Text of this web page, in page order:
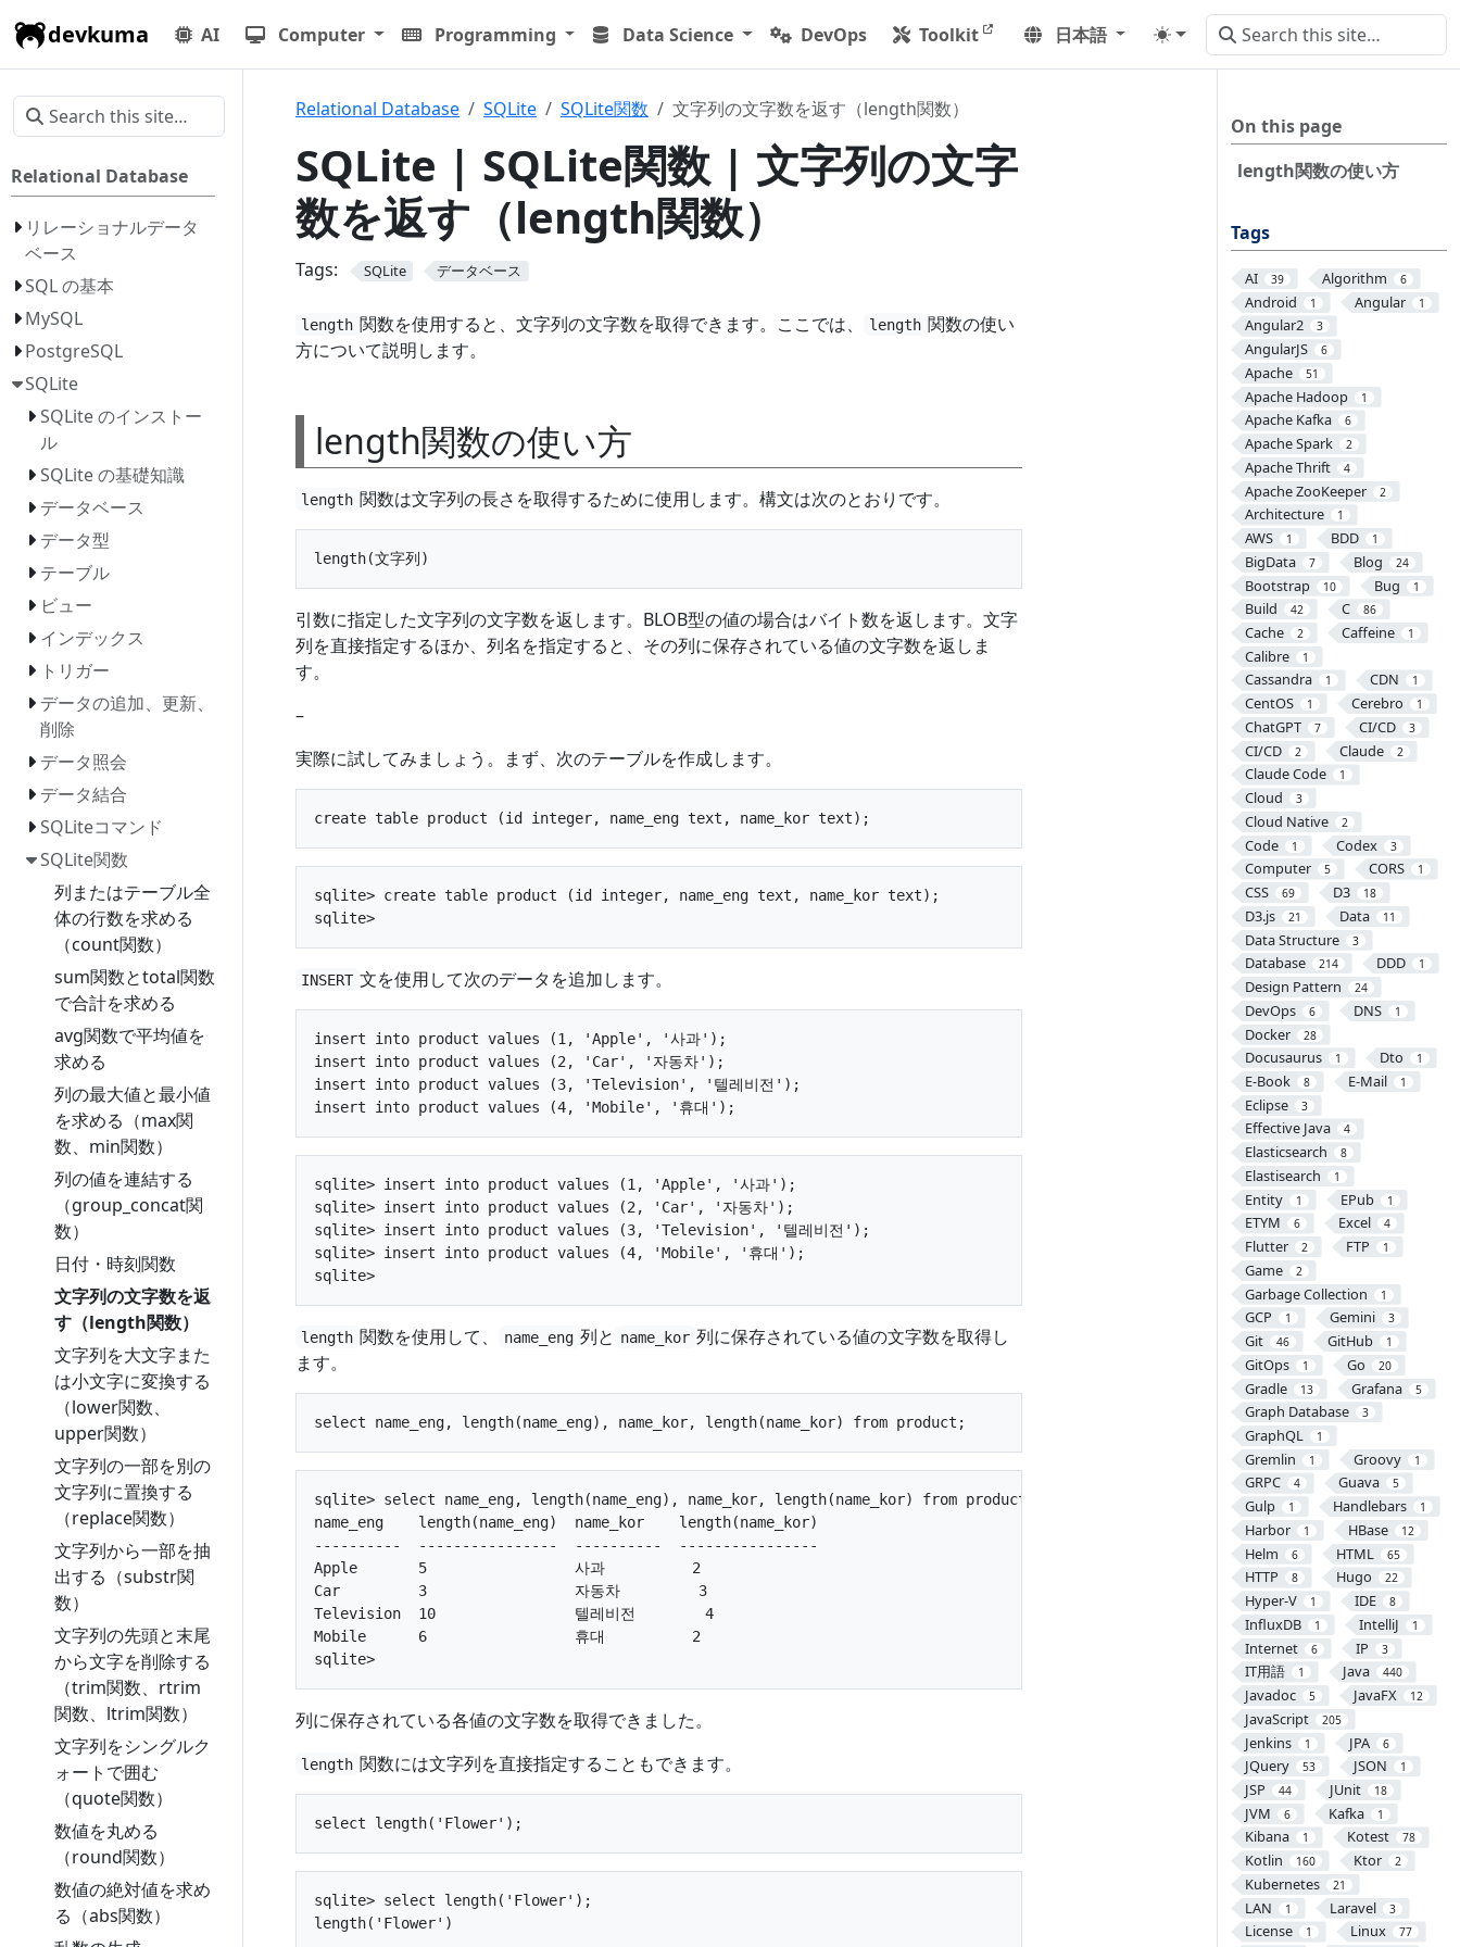
devkuma AI Computer Programming Data Science DevOps Toolkit 日本語
Relational Database
リレーショナルデータ
ベース
SQL の基本
MySQL
PostgreSQL
SQLite
SQLite のインストー
ル
SQLite の基礎知識
データベース
データ型
テーブル
ビュー
インデックス
トリガー
データの追加、更新、
削除
データ照会
データ結合
SQLiteコマンド
SQLite関数
列またはテーブル全
体の行数を求める
（count関数）
sum関数とtotal関数
で合計を求める
avg関数で平均値を
求める
列の最大値と最小値
を求める（max関
数、min関数）
列の値を連結する
（group_concat関
数）
日付・時刻関数
文字列の文字数を返
す（length関数）
文字列を大文字また
は小文字に変換する
（lower関数、
upper関数）
文字列の一部を別の
文字列に置換する
（replace関数）
文字列から一部を抽
出する（substr関
数）
文字列の先頭と末尾
から文字を削除する
（trim関数、rtrim
関数、ltrim関数）
文字列をシングルク
ォートで囲む
（quote関数）
数値を丸める
（round関数）
数値の絶対値を求め
る（abs関数）
On this page
length関数の使い方
Tags
AI 39 Algorithm 6
Android 1 Angular 1
Angular2 3
AngularJS 6
Apache 51
Apache Hadoop 1
Apache Kafka 6
Apache Spark 2
Apache Thrift 4
Apache ZooKeeper 2
Architecture 1
AWS 1 BDD 1
BigData 7 Blog 24
Bootstrap 10 Bug 1
Build 42 C 86
Cache 2 Caffeine 1
Calibre 1
Cassandra 1 CDN 1
CentOS 1 Cerebro 1
ChatGPT 7 CI/CD 3
CI/CD 2 Claude 2
Claude Code 1
Cloud 3
Cloud Native 2
Code 1 Codex 3
Computer 5 CORS 1
CSS 69 D3 18
D3.js 21 Data 11
Data Structure 3
Database 214 DDD 1
Design Pattern 24
DevOps 6 DNS 1
Docker 28
Docusaurus 1 Dto 1
E-Book 8 E-Mail 1
Eclipse 3
Effective Java 4
Elasticsearch 8
Elastisearch 1
Entity 1 EPub 1
ETYM 6 Excel 4
Flutter 2 FTP 1
Game 2
Garbage Collection 1
GCP 1 Gemini 3
Git 46 GitHub 1
GitOps 1 Go 20
Gradle 13 Grafana 5
Graph Database 3
GraphQL 1
Gremlin 1 Groovy 1
GRPC 4 Guava 5
Gulp 1 Handlebars 1
Harbor 1 HBase 12
Helm 6 HTML 65
HTTP 8 Hugo 22
Hyper-V 1 IDE 8
InfluxDB 1 IntelliJ 1
Internet 6 IP 3
IT用語 1 Java 440
Javadoc 5 JavaFX 12
JavaScript 205
Jenkins 1 JPA 6
JQuery 53 JSON 1
JSP 44 JUnit 18
JVM 6 Kafka 1
Kibana 1 Kotest 78
Kotlin 160 Ktor 2
Kubernetes 21
LAN 1 Laravel 3
License 1 Linux 77
Relational Database SQLite SQLite関数 文字列の文字数を返す（length関数）
SQLite | SQLite関数 | 文字列の文字
数を返す（length関数）
Tags: SQLite データベース
length 関数を使用すると、文字列の文字数を取得できます。ここでは、 length 関数の使い
方について説明します。
length関数の使い方
length 関数は文字列の長さを取得するために使用します。構文は次のとおりです。
引数に指定した文字列の文字数を返します。BLOB型の値の場合はバイト数を返します。文字
列を直接指定するほか、列名を指定すると、その列に保存されている値の文字数を返しま
す。
–
実際に試してみましょう。まず、次のテーブルを作成します。
sqlite> create table product (id integer, name_eng text, name_kor text);
INSERT 文を使用して次のデータを追加します。
insert into product values (1, 'Apple', '사과');
insert into product values (2, 'Car', '자동차');
insert into product values (3, 'Television', '텔레비전');
sqlite> insert into product values (1, 'Apple', '사과');
sqlite> insert into product values (2, 'Car', '자동차');
sqlite> insert into product values (3, 'Television', '텔레비전');
sqlite> insert into product values (4, 'Mobile', '휴대');
length 関数を使用して、 name_eng 列と name_kor 列に保存されている値の文字数を取得し
ます。
sqlite> select name_eng, length(name_eng), name_kor, length(name_kor) from product;
name_eng    length(name_eng)  name_kor    length(name_kor)
----------  ----------------  ----------  ----------------
Apple       5                 사과          2
Car         3                 자동차         3
Television  10                텔레비전        4
Mobile      6                 휴대          2
列に保存されている各値の文字数を取得できました。
length 関数には文字列を直接指定することもできます。
sqlite> select length('Flower');
length('Flower')